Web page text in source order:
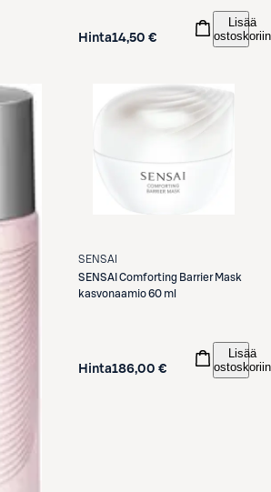
Hinta14,50 €
Lisää
ostoskoriin
SENSAI
SENSAI Comforting Barrier Mask
kasvonaamio 60 ml
Hinta186,00 €
Lisää
ostoskoriin